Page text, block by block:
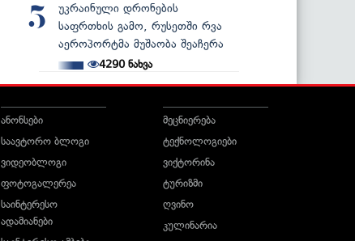
5
უკრაინული დრონების
საფრთხის გამო, რუსეთში რვა
აეროპორტმა მუშაობა შეაჩერა
4290ნახვა
ანონსები
საავტორო ბლოგი
ვიდეობლოგი
ფოტოგალერეა
საინტერესო
ადამიანები
მეცნიერება
ტექნოლოგიები
ვიქტორინა
ტურიზმი
ღვინო
კულინარია